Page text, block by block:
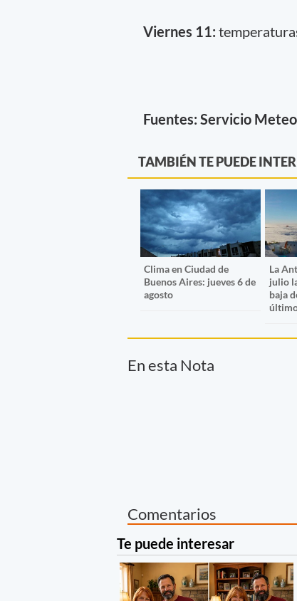
Viernes 11:
Fuentes: Servicio
TAMBIÉN TE PUEDE
Clima en Ciudad de
Buenos Aires: jueves 6 de
agosto
La
julio
baja
En esta Nota
Comentarios